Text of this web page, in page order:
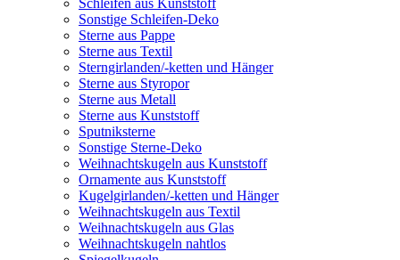
Sonstige Schleifen-Deko
Sterne aus Pappe
Sterne aus Textil
Sterngirlanden/-ketten und Hänger
Sterne aus Styropor
Sterne aus Metall
Sterne aus Kunststoff
Sputniksterne
Sonstige Sterne-Deko
Weihnachtskugeln aus Kunststoff
Ornamente aus Kunststoff
Kugelgirlanden/-ketten und Hänger
Weihnachtskugeln aus Textil
Weihnachtskugeln aus Glas
Weihnachtskugeln nahtlos